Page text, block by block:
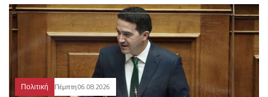
Πολιτική Πέμπτη 06.08.2026